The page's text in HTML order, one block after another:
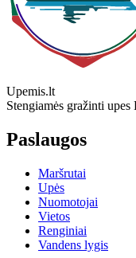
Upemis.lt
Stengiamės gražinti
Paslaugos
Maršrutai
Upės
Nuomotojai
Vietos
Renginiai
Vandens lygis